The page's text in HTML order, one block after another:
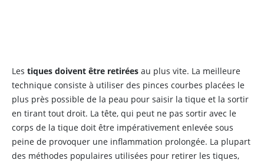
Les tiques doivent être retirées au plus vite. La meilleure
technique consiste à utiliser des pinces courbes placées le
plus près possible de la peau pour saisir la tique et la sortir
en tirant tout droit. La tête, qui peut ne pas sortir avec le
corps de la tique doit être impérativement enlevée sous
peine de provoquer une inflammation prolongée. La plupart
des méthodes populaires utilisées pour retirer les tiques,